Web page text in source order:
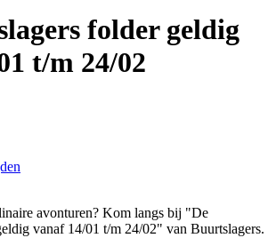
folder geldig
t/m 24/02
avonturen? Kom langs bij "De
vanaf 14/01 t/m 24/02" van Buurtslagers.